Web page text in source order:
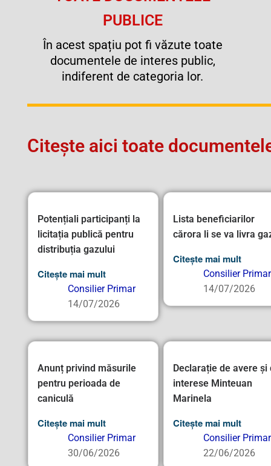
PUBLICE
În acest spațiu pot fi văzute toate
documentele de interes public,
indiferent de categoria lor.
Citește aici toate
Potențiali participanți la
licitația publică pentru
distribuția gazului
Citește mai mult
Consilier Primar
14/07/2026
Lista beneficiarilor
cărora li se va livra
Citește mai mult
Consilier Primar
14/07/2026
Anunț privind măsurile
pentru perioada de
caniculă
Citește mai mult
Consilier Primar
30/06/2026
Declarație de avere și
interese Minteuan
Marinela
Citește mai mult
Consilier Primar
22/06/2026